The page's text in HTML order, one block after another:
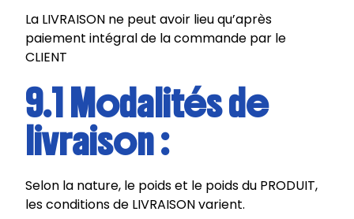
La LIVRAISON ne peut avoir lieu qu’après
paiement intégral de la commande par le
CLIENT
9.1 Modalités de
livraison :
Selon la nature, le poids et le poids du PRODUIT,
les conditions de LIVRAISON varient.